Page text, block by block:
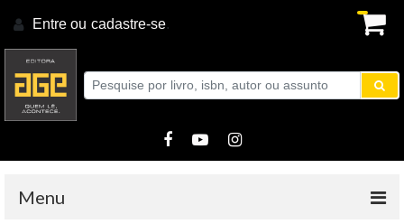
Entre ou cadastre-se.
Menu